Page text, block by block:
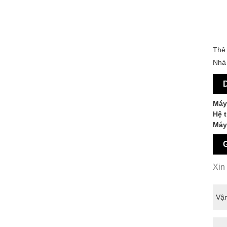
Thẻ
Hệ
Xin